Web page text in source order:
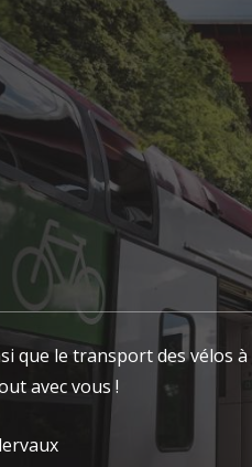
que le transport des vélos
avec vous !